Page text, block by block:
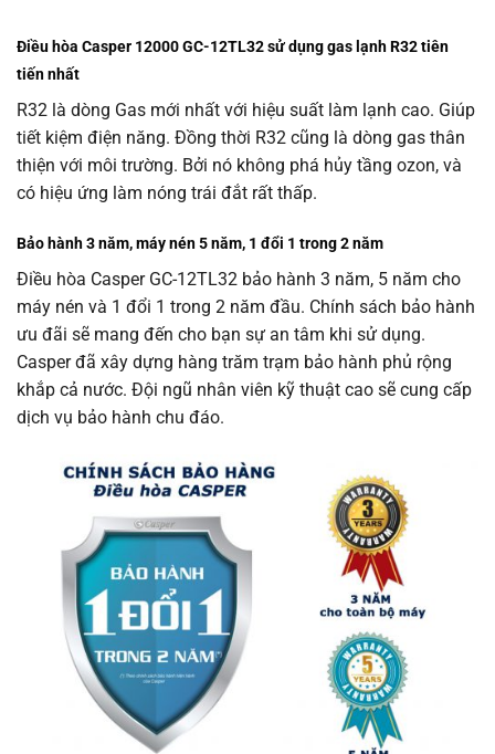
Điều hòa Casper 12000 GC-12TL32 sử dụng gas lạnh R32 tiên
tiến nhất
R32 là dòng Gas mới nhất với hiệu suất làm lạnh cao. Giúp
tiết kiệm điện năng. Đồng thời R32 cũng là dòng gas thân
thiện với môi trường. Bởi nó không phá hủy tầng ozon, và
có hiệu ứng làm nóng trái đắt rất thấp.
Bảo hành 3 năm, máy nén 5 năm, 1 đổi 1 trong 2 năm
Điều hòa Casper GC-12TL32 bảo hành 3 năm, 5 năm cho
máy nén và 1 đổi 1 trong 2 năm đầu. Chính sách bảo hành
ưu đãi sẽ mang đến cho bạn sự an tâm khi sử dụng.
Casper đã xây dựng hàng trăm trạm bảo hành phủ rộng
khắp cả nước. Đội ngũ nhân viên kỹ thuật cao sẽ cung cấp
dịch vụ bảo hành chu đáo.